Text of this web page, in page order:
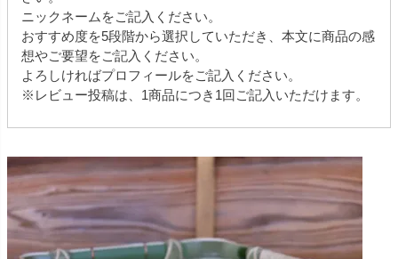
ニックネームをご記入ください。
おすすめ度を5段階から選択していただき、本文に商品の感
想やご要望をご記入ください。
よろしければプロフィールをご記入ください。
※レビュー投稿は、1商品につき1回ご記入いただけます。